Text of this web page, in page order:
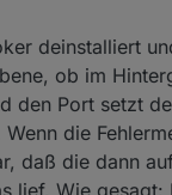
es nochmal zu
mehr läuft. Dann
nicht verändert hast.
der Adapter
deinstalliert
ob im
den Port setzt
die
daß die dann
lief. Wie